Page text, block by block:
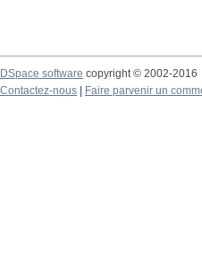
DSpace software copyright © 2002-2016
Contactez-nous
Faire parvenir un